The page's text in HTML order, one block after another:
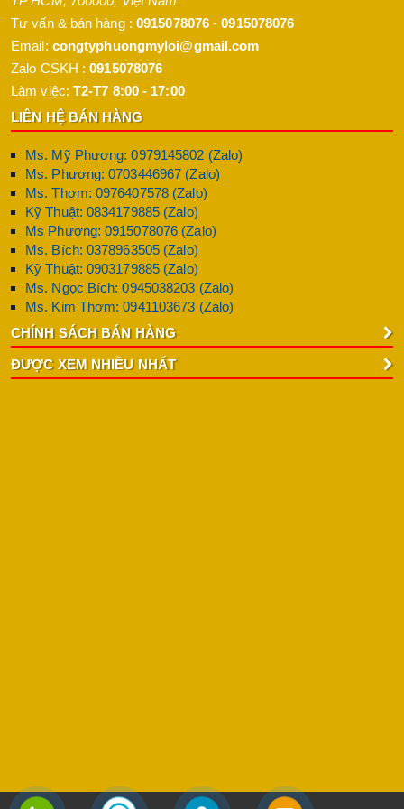
2. Các dòng sơn ngoại thất Jotun giá rẻ – Giải pháp
tiết kiệm
Nếu bạn đang tìm kiếm dòngsơn ngoại thất Jotun giá rẻ
nhưng vẫn đảm bảo chất lượng và độ bền, có thể tham khảo
các dòng sản phẩm sau:
Jotun Tough Shield
Là dòngsơn ngoại thất Jotun giá rẻđược ưa chuộng nhờ khả
năng bám dính tốt, chống nấm mốc và thời tiết hiệu quả. Đây là
lựa chọn hợp lý cho các công trình dân dụng hoặc sửa chữa
nhà ở với mức chi phí tiết kiệm.
Jotun Tough Shield Max
Tough Shield Max cải tiến thêm khả năng kháng kiềm và độ
bám vượt trội so với phiên bản trước, giúp bảo vệ bề mặt
tường bền lâu hơn. Dòng sản phẩm này phù hợp cho khu vực
có khí hậu ẩm ướt hoặc nhiều bụi bẩn.
Tư vấn & bán hàng : 0915078076 -0915078076
Email: congtyphuongmyloi@gmail.com
Zalo CSKH :0915078076
Làm việc: T2-T7 8:00 - 17:00
LIÊN HỆ BÁN HÀNG
Ms. Mỹ Phương: 0979145802 (Zalo)
Ms. Phương: 0703446967 (Zalo)
Ms. Thơm: 0976407578 (Zalo)
Kỹ Thuật: 0834179885 (Zalo)
Ms Phương: 0915078076 (Zalo)
Ms. Bích: 0378963505 (Zalo)
Kỹ Thuật: 0903179885 (Zalo)
Ms. Ngọc Bích: 0945038203 (Zalo)
Ms. Kim Thơm: 0941103673 (Zalo)
CHÍNH SÁCH BÁN HÀNG
ĐƯỢC XEM NHIỀU NHẤT